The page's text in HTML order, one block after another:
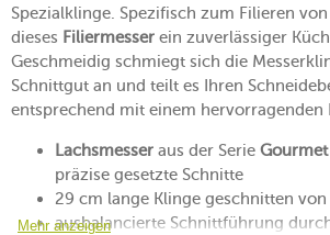
Spezialklinge. Spezifisch zum Filieren
dieses Filiermesser ein zuverlässiger
Geschmeidig schmiegt sich die
Schnittgut an und teilt es Ihren
entsprechend mit einem hervorragenden
Lachsmesser aus der Serie Gourmet
präzise gesetzte Schnitte
29 cm lange Klinge geschnitten
ausbalancierte Schnittführung
Mehr anzeigen